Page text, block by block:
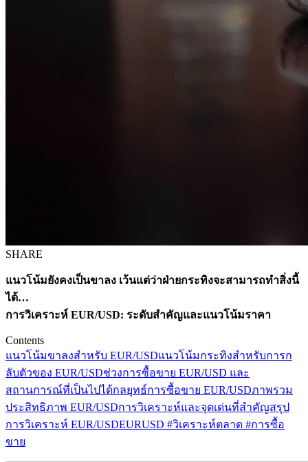
SHARE
แนวโน้มยังคงเป็นขาลง เว้นแต่ว่าฝ่ายกระทิงจะสามารถทำสิ่งนี้
ได้…
การวิเคราะห์ EUR/USD: ระดับสำคัญและแนวโน้มราคา
Contents
แนวโน้มขาลงสำหรับ EUR/USDแนวโน้มกระทิงสำหรับการก
ลับตัวของ EUR/USDช่วงการซื้อขาย EUR/USD และ
สถานการณ์ที่เป็นไปได้กลยุทธ์การซื้อขาย EUR/USDภาพรวม
ประสิทธิภาพ EUR/USDการวิเคราะห์และจุดเด่นที่สำคัญสรุป
การวิเคราะห์ EUR/USDEURUSD #วิเคราะห์ตลาด #การซื้อ
ขาย